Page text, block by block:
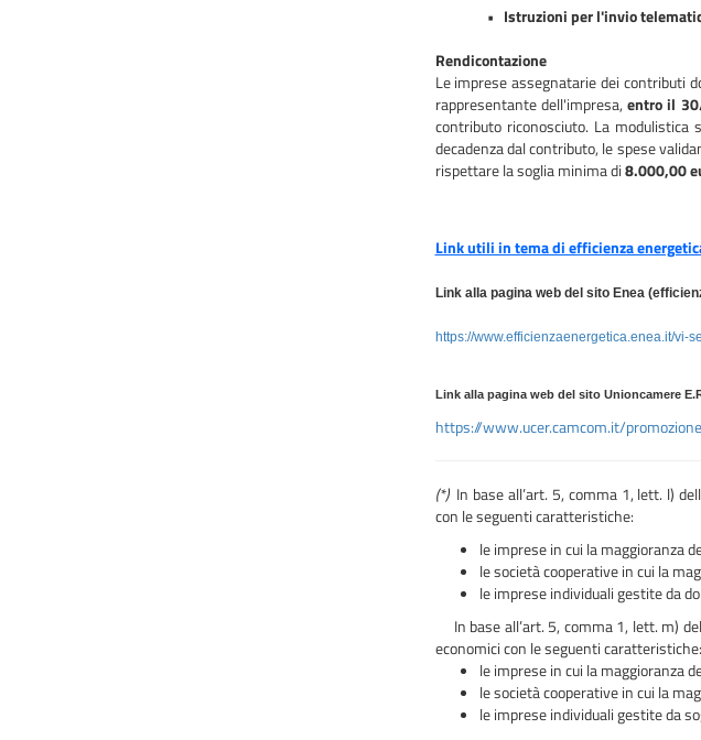
• Istruzioni per l'invio
Rendicontazione
Le imprese assegnatarie dei contributi
rappresentante dell'impresa,entro il
contributo riconosciuto. La modulistica
decadenza dal contributo, le spese
rispettare la soglia minima di8.000,00
Link utili in tema di efficienza
Link alla pagina web del sito Enea
https://www.efficienzaenergetica.enea.it/
Link alla pagina web del sito Unioncamere
https://www.ucer.camcom.it/
(*) In base all’art. 5, comma 1, lett. l)
con le seguenti caratteristiche:
le imprese in cui la maggioranza
le società cooperative in cui la
le imprese individuali gestite da
In base all’art. 5, comma 1, lett. m)
economici con le seguenti caratteristiche:
le imprese in cui la maggioranza
le società cooperative in cui la
le imprese individuali gestite da